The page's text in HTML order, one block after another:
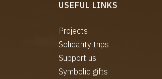
USEFUL LINKS
Projects
Solidarity trips
Support us
Symbolic gifts